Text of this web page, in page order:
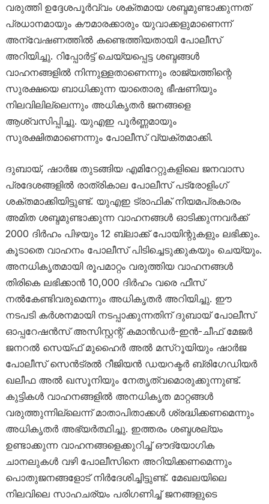
വരുത്തി ഉദ്ദേശപൂർവ്വം ശക്തമായ ശബ്ദമുണ്ടാക്കുന്നത്
പ്രധാനമായും കൗമാരക്കാരും യുവാക്കളുമാണെന്ന്
അന്വേഷണത്തിൽ കണ്ടെത്തിയതായി പോലീസ്
അറിയിച്ചു. റിപ്പോർട്ട് ചെയ്യപ്പെട്ട ശബ്ദങ്ങൾ
വാഹനങ്ങളിൽ നിന്നുള്ളതാണെന്നും രാജ്യത്തിന്റെ
സുരക്ഷയെ ബാധിക്കുന്ന യാതൊരു ഭീഷണിയും
നിലവിലില്ലെന്നും അധികൃതർ ജനങ്ങളെ
ആശ്വസിപ്പിച്ചു. യുഎഇ പൂർണ്ണമായും
സുരക്ഷിതമാണെന്നും പോലീസ് വ്യക്തമാക്കി.
ദുബായ്, ഷാർജ തുടങ്ങിയ എമിറേറ്റുകളിലെ ജനവാസ
പ്രദേശങ്ങളിൽ രാത്രികാല പോലീസ് പട്രോളിംഗ്
ശക്തമാക്കിയിട്ടുണ്ട്. യുഎഇ ട്രാഫിക് നിയമപ്രകാരം
അമിത ശബ്ദമുണ്ടാക്കുന്ന വാഹനങ്ങൾ ഓടിക്കുന്നവർക്ക്
2000 ദിർഹം പിഴയും 12 ബ്ലാക്ക് പോയിന്റുകളും ലഭിക്കും.
കൂടാതെ വാഹനം പോലീസ് പിടിച്ചെടുക്കുകയും ചെയ്യും.
അനധികൃതമായി രൂപമാറ്റം വരുത്തിയ വാഹനങ്ങൾ
തിരികെ ലഭിക്കാൻ 10,000 ദിർഹം വരെ ഫീസ്
നൽകേണ്ടിവരുമെന്നും അധികൃതർ അറിയിച്ചു. ഈ
നടപടി കർശനമായി നടപ്പാക്കുന്നതിന് ദുബായ് പോലീസ്
ഓപ്പറേഷൻസ് അസിസ്റ്റന്റ് കമാൻഡർ-ഇൻ-ചീഫ് മേജർ
ജനറൽ സെയ്ഫ് മുഹൈർ അൽ മസ്‌റൂയിയും ഷാർജ
പോലീസ് സെൻട്രൽ റീജിയൻ ഡയറക്ടർ ബ്രിഗേഡിയർ
ഖലീഫ അൽ ഖസൂനിയും നേതൃത്വമൊരുക്കുന്നുണ്ട്.
കുട്ടികൾ വാഹനങ്ങളിൽ അനധികൃത മാറ്റങ്ങൾ
വരുത്തുന്നില്ലെന്ന് മാതാപിതാക്കൾ ശ്രദ്ധിക്കണമെന്നും
അധികൃതർ അഭ്യർത്ഥിച്ചു. ഇത്തരം ശബ്ദശല്യം
ഉണ്ടാക്കുന്ന വാഹനങ്ങളെക്കുറിച്ച് ഔദ്യോഗിക
ചാനലുകൾ വഴി പോലീസിനെ അറിയിക്കണമെന്നും
പൊതുജനങ്ങളോട് നിർദേശിച്ചിട്ടുണ്ട്. മേഖലയിലെ
നിലവിലെ സാഹചര്യം പരിഗണിച്ച് ജനങ്ങളുടെ